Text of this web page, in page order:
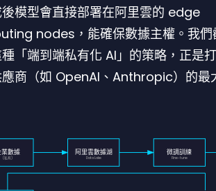
模型會直接部署在阿里雲的 edge
nodes，能確保數據主權。我們
「端到端私有化 AI」的策略，正是
應商（如 OpenAI、Anthropic）的最
業數據
(私有)
阿里雲數據湖
Data Lake
微調訓練
Fine-tune